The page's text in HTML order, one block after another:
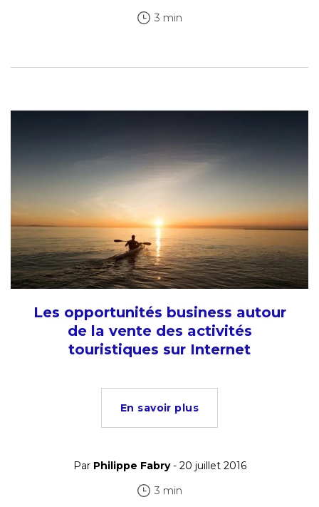
3 min
Les opportunités business autour
de la vente des activités
touristiques sur Internet
En savoir plus
Par Philippe Fabry- 20 juillet 2016
3 min